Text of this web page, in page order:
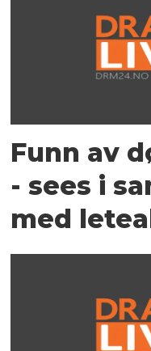
Funn av
- sees i
med